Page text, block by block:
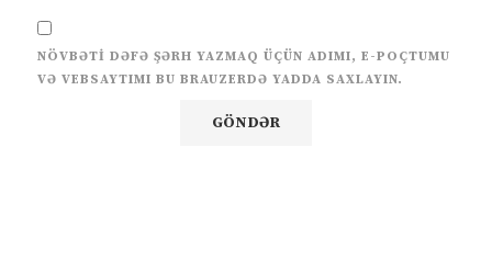
NÖVBƏTI DƏFƏ ŞƏRH YAZMAQ ÜÇÜN ADIMI, E-POÇTUMU
VƏ VEBSAYTIMI BU BRAUZERDƏ YADDA SAXLAYIN.